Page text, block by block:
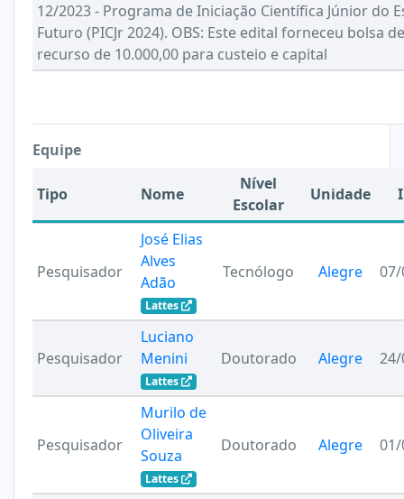
12/2023 - Programa de Iniciação Científica Júnior do
Futuro (PICJr 2024). OBS: Este edital forneceu bolsa
recurso de 10.000,00 para custeio e capital
Equipe
Tipo Nome
Nível
Escolar
Unidade
Pesquisador
José Elias
Alves
Adão
Lattes
Tecnólogo Alegre
Pesquisador
Luciano
Menini
Lattes
Doutorado Alegre
Pesquisador
Murilo de
Oliveira
Souza
Lattes
Doutorado Alegre